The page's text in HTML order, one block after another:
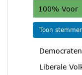
100% Voor
Toon
Liberale